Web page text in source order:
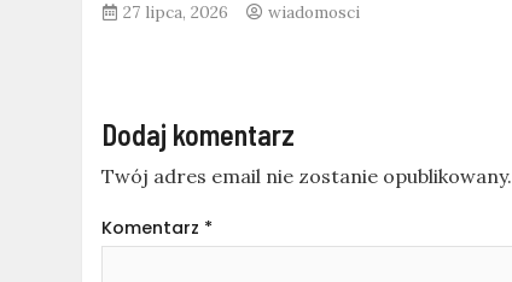
27 lipca, 2026 wiadomosci
Dodaj komentarz
Twój adres email nie zostanie opublikowany.
Komentarz *